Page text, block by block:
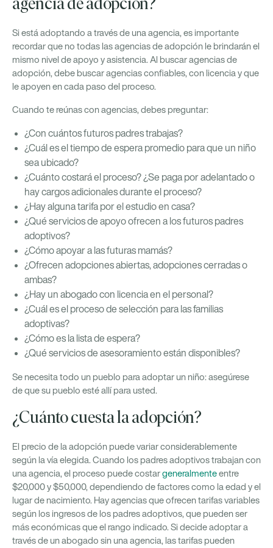
agencia de adopción?
Si está adoptando a través de una agencia, es importante
recordar que no todas las agencias de adopción le brindarán el
mismo nivel de apoyo y asistencia. Al buscar agencias de
adopción, debe buscar agencias confiables, con licencia y que
le apoyen en cada paso del proceso.
Cuando te reúnas con agencias, debes preguntar:
¿Con cuántos futuros padres trabajas?
¿Cuál es el tiempo de espera promedio para que un niño
sea ubicado?
¿Cuánto costará el proceso? ¿Se paga por adelantado o
hay cargos adicionales durante el proceso?
¿Hay alguna tarifa por el estudio en casa?
¿Qué servicios de apoyo ofrecen a los futuros padres
adoptivos?
¿Cómo apoyar a las futuras mamás?
¿Ofrecen adopciones abiertas, adopciones cerradas o
ambas?
¿Hay un abogado con licencia en el personal?
¿Cuál es el proceso de selección para las familias
adoptivas?
¿Cómo es la lista de espera?
¿Qué servicios de asesoramiento están disponibles?
Se necesita todo un pueblo para adoptar un niño: asegúrese
de que su pueblo esté allí para usted.
¿Cuánto cuesta la adopción?
El precio de la adopción puede variar considerablemente
según la vía elegida. Cuando los padres adoptivos trabajan con
una agencia, el proceso puede costargeneralmenteentre
$20,000 y $50,000, dependiendo de factores como la edad y el
lugar de nacimiento. Hay agencias que ofrecen tarifas variables
según los ingresos de los padres adoptivos, que pueden ser
más económicas que el rango indicado. Si decide adoptar a
través de un abogado sin una agencia, las tarifas pueden